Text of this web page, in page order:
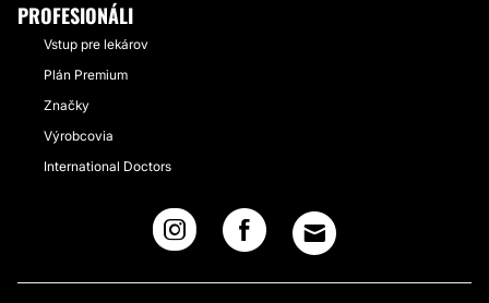
PROFESIONÁLI
Vstup pre lekárov
Plán Premium
Značky
Výrobcovia
International Doctors